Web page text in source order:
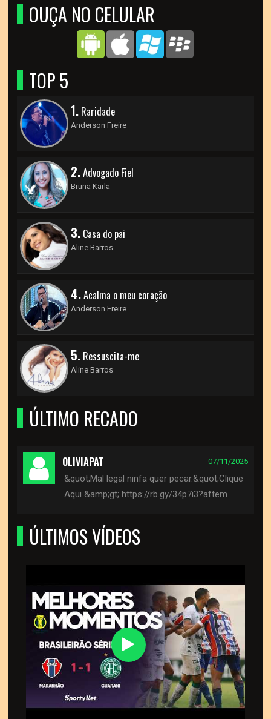
OUÇA NO CELULAR
TOP 5
1. Raridade
Anderson Freire
2.Advogado Fiel
Bruna Karla
3. Casa do pai
Aline Barros
4.Acalma o meu coração
Anderson Freire
5. Ressuscita-me
Aline Barros
ÚLTIMO RECADO
OLIVIAPAT 07/11/2025
&quot;Mal legal ninfa quer pecar.&quot;Clique
Aqui &amp;gt; https://rb.gy/34p7i3?aftem
ÚLTIMOS VÍDEOS